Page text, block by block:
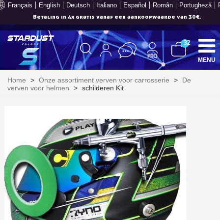
Français English Deutsch Italiano Español Român Portugheză
Je online offerte in minder dan 1 minuut
Schrijf je in voor de nieuwsbrief: €5 korting
Levering binnen 48-72 uur in Nederland
Betaling in 4x gratis vanaf een aankoopwaarde van 30€.
Je online offerte in minder dan 1 minuut
Deel je creaties en ontvang shopping vouchers
Verzamel loyaliteitspunten bij elke bestelling
32
MENU
Home > Onze assortiment verven voor carrosserie >
De
verven voor helmen
> schilderen Kit